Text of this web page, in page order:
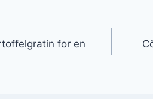
for en